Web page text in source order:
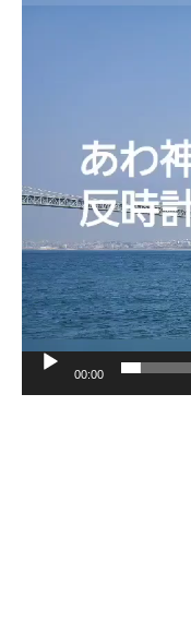
ー
00:00